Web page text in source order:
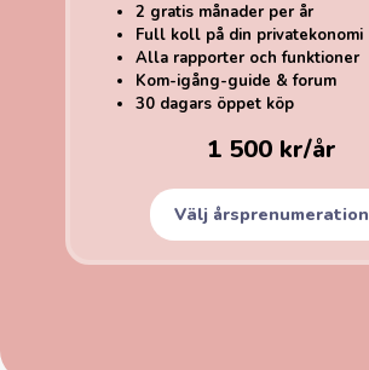
2 gratis månader per år
Full koll på din privatekonomi
Alla rapporter och funktioner
Kom-igång-guide & forum
30 dagars öppet köp
1 500 kr/år
Välj årsprenumeration